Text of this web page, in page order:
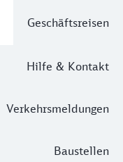
Geschäftsreisen
Hilfe & Kontakt
Verkehrsmeldungen
Baustellen